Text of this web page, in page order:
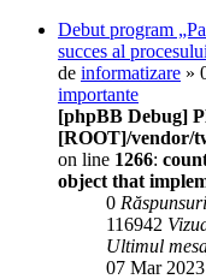
Debut program
succes al
de informatizare »
importante
[phpBB Debug]
[ROOT]/vendor/
on line 1266:
object that
0 Răspunsuri
116942
Ultimul
07 Mar